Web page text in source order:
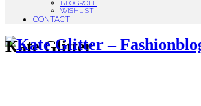
BLOGROLL
WISHLIST
CONTACT
Kate Glitter